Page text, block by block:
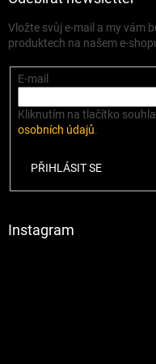
Vložte svůj e-mail a my vám
produktech na našem e-
E-mail
Kliknutím na tlačítko
osobních údajů.
PŘIHLÁSIT SE
Instagram